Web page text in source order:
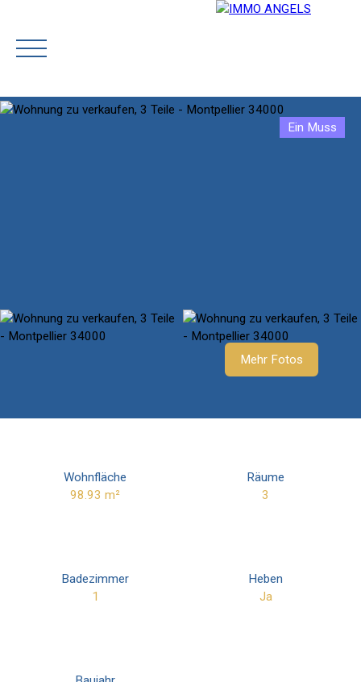
Rejoignez-nous Schätzen
Ein Muss
Mehr Fotos
Wohnfläche
98.93m²
Räume
3
Badezimmer
1
Heben
Ja